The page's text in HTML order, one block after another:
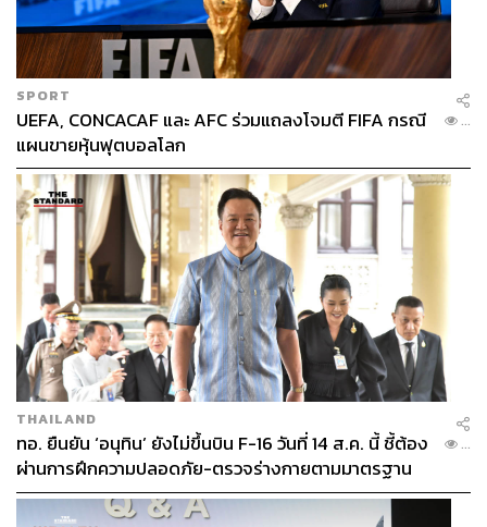
SPORT
UEFA, CONCACAF และ AFC ร่วมแถลงโจมตี FIFA กรณี
แผนขายหุ้นฟุตบอลโลก
...
THAILAND
ทอ. ยืนยัน ‘อนุทิน’ ยังไม่ขึ้นบิน F-16 วันที่ 14 ส.ค. นี้ ชี้ต้อง
ผ่านการฝึกความปลอดภัย-ตรวจร่างกายตามมาตรฐาน
ก่อน
...